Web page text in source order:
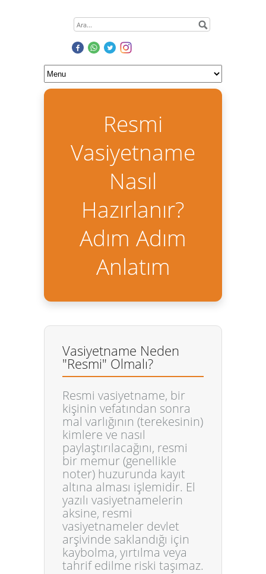
Resmi
Vasiyetname
Nasıl
Hazırlanır?
Adım Adım
Anlatım
Vasiyetname Neden
"Resmi" Olmalı?
Resmi vasiyetname, bir
kişinin vefatından sonra
mal varlığının (terekesinin)
kimlere ve nasıl
paylaştırılacağını, resmi
bir memur (genellikle
noter) huzurunda kayıt
altına alması işlemidir. El
yazılı vasiyetnamelerin
aksine, resmi
vasiyetnameler devlet
arşivinde saklandığı için
kaybolma, yırtılma veya
tahrif edilme riski taşımaz.